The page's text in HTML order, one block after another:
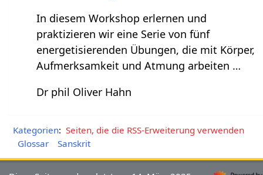
In diesem Workshop erlernen und
praktizieren wir eine Serie von fünf
energetisierenden Übungen, die mit Körper,
Aufmerksamkeit und Atmung arbeiten …
Dr phil Oliver Hahn
Kategorien: Seiten, die die RSS-Erweiterung verwenden
Glossar
Sanskrit